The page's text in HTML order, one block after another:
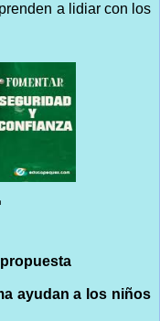
a lidiar con los
ayudan a los niños